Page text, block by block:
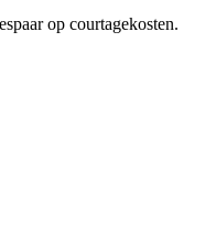
op courtagekosten.